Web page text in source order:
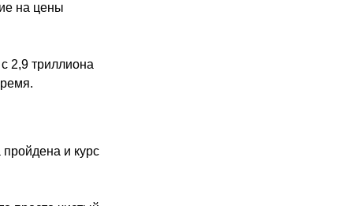
на цены
2,9 триллиона
пройдена и курс